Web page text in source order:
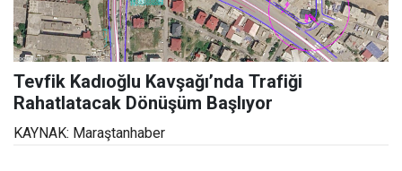
Tevfik Kadıoğlu Kavşağı’nda Trafiği
Rahatlatacak Dönüşüm Başlıyor
KAYNAK: Maraştanhaber